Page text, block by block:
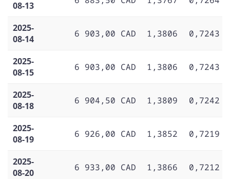
08-13
2025-
08-14
6 903,00 CAD 1,3806 0,7243
2025-
08-15
6 903,00 CAD 1,3806 0,7243
2025-
08-18
6 904,50 CAD 1,3809 0,7242
2025-
08-19
6 926,00 CAD 1,3852 0,7219
2025-
08-20
6 933,00 CAD 1,3866 0,7212